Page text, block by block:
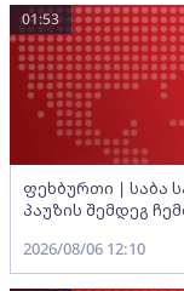
ფეხბურთი | საბა
პაუზის შემდეგ
01:53
2026/08/06 12:10